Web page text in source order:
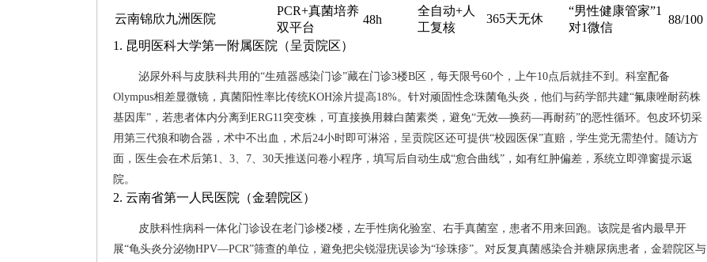
云南锦欣九洲医院
PCR+真菌培养
双平台
48h
全自动+人
工复核
365天无休
“男性健康管家”1
对1微信
88/100
1. 昆明医科大学第一附属医院（呈贡院区）
泌尿外科与皮肤科共用的“生殖器感染门诊”藏在门诊3楼B区，每天限号60个，上午10点后就挂不到。科室配备
Olympus相差显微镜，真菌阳性率比传统KOH涂片提高18%。针对顽固性念珠菌龟头炎，他们与药学部共建“氟康唑耐药株
基因库”，若患者体内分离到ERG11突变株，可直接换用棘白菌素类，避免“无效—换药—再耐药”的恶性循环。包皮环切采
用第三代狼和吻合器，术中不出血，术后24小时即可淋浴，呈贡院区还可提供“校园医保”直赔，学生党无需垫付。随访方
面，医生会在术后第1、3、7、30天推送问卷小程序，填写后自动生成“愈合曲线”，如有红肿偏差，系统立即弹窗提示返
院。
2. 云南省第一人民医院（金碧院区）
皮肤科性病科一体化门诊设在老门诊楼2楼，左手性病化验室、右手真菌室，患者不用来回跑。该院是省内最早开
展“龟头炎分泌物HPV—PCR”筛查的单位，避免把尖锐湿疣误诊为“珍珠疹”。对反复真菌感染合并糖尿病患者，金碧院区与